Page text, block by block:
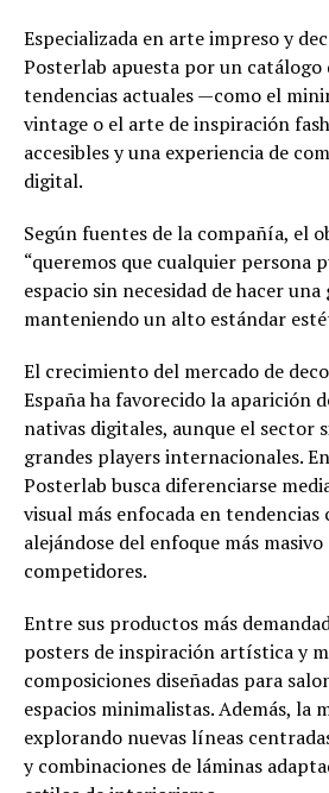
Especializada en arte impreso y
Posterlab apuesta por un catálogo
tendencias actuales —como el
vintage o el arte de inspiración
accesibles y una experiencia de
digital.
Según fuentes de la compañía, el
“queremos que cualquier persona
espacio sin necesidad de hacer
manteniendo un alto estándar
El crecimiento del mercado de
España ha favorecido la aparición
nativas digitales, aunque el sector
grandes players internacionales.
Posterlab busca diferenciarse
visual más enfocada en tendencias
alejándose del enfoque más
competidores.
Entre sus productos más
posters de inspiración artística y
composiciones diseñadas para
espacios minimalistas. Además, la
explorando nuevas líneas
y combinaciones de láminas